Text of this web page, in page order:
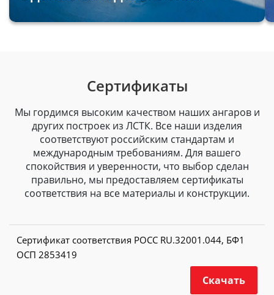
Сертификаты
Мы гордимся высоким качеством наших ангаров и
других построек из ЛСТК. Все наши изделия
соответствуют российским стандартам и
международным требованиям. Для вашего
спокойствия и уверенности, что выбор сделан
правильно, мы предоставляем сертификаты
соответствия на все материалы и конструкции.
Сертификат соответствия РОСС RU.32001.044, БФ1
ОСП 2853419
Скачать